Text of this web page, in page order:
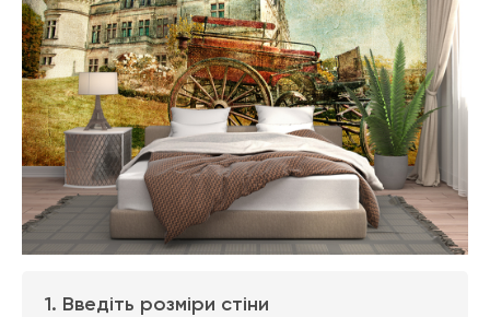
1. Введіть розміри стіни